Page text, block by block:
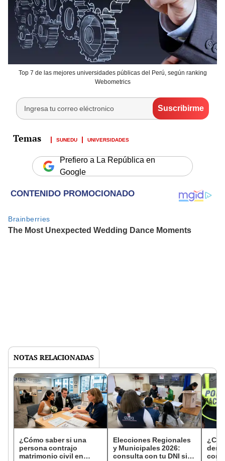
Top 7 de las mejores universidades públicas del Perú, según ranking
Webometrics
SUNEDU UNIVERSIDADES
Prefiero a La República en
Google
NOTAS RELACIONADAS
¿Cómo saber si una
persona contrajo
matrimonio civil en
Elecciones Regionales
y Municipales 2026:
consulta con tu DNI si
con